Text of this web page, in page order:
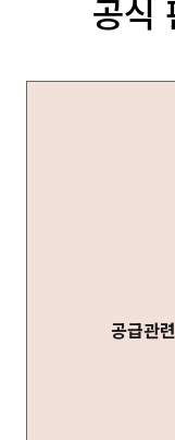
공식
공급관